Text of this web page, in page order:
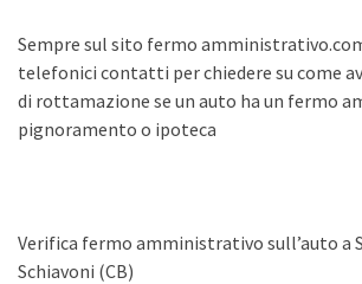
Sempre sul sito fermo
telefonici contatti per chiedere su come
di rottamazione se un auto ha un fermo
pignoramento o ipoteca
Verifica fermo amministrativo sull’auto a
Schiavoni (CB)